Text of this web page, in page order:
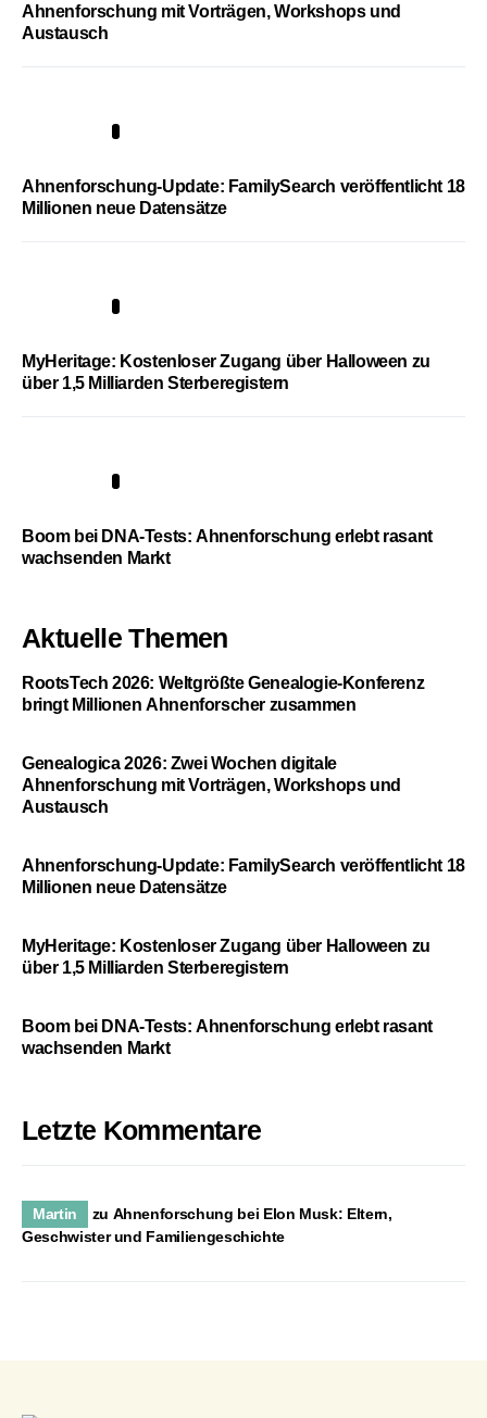
Ahnenforschung mit Vorträgen, Workshops und
Austausch
Ahnenforschung-Update: FamilySearch veröffentlicht 18
Millionen neue Datensätze
MyHeritage: Kostenloser Zugang über Halloween zu
über 1,5 Milliarden Sterberegistern
Boom bei DNA-Tests: Ahnenforschung erlebt rasant
wachsenden Markt
Aktuelle Themen
RootsTech 2026: Weltgrößte Genealogie-Konferenz
bringt Millionen Ahnenforscher zusammen
Genealogica 2026: Zwei Wochen digitale
Ahnenforschung mit Vorträgen, Workshops und
Austausch
Ahnenforschung-Update: FamilySearch veröffentlicht 18
Millionen neue Datensätze
MyHeritage: Kostenloser Zugang über Halloween zu
über 1,5 Milliarden Sterberegistern
Boom bei DNA-Tests: Ahnenforschung erlebt rasant
wachsenden Markt
Letzte Kommentare
Martin zu Ahnenforschung bei Elon Musk: Eltern,
Geschwister und Familiengeschichte